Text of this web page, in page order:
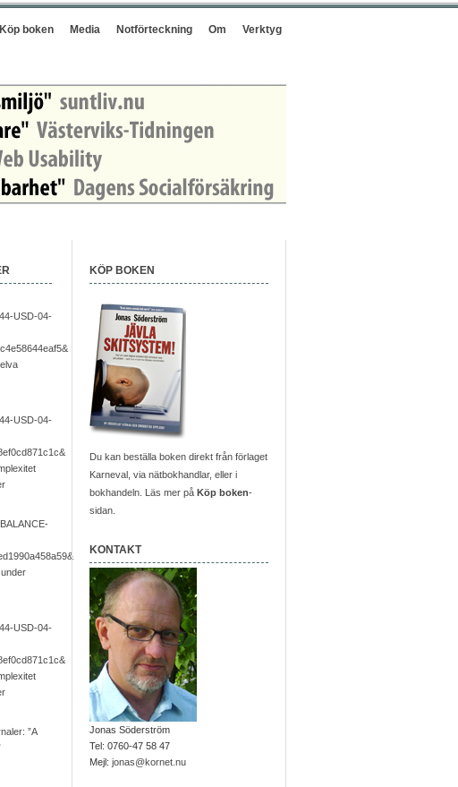
Köp boken Media Notförteckning Om Verktyg
USD-04-
USD-04-
USD-04-
”A
KÖP BOKEN
Du kan beställa boken direkt från förlaget
Karneval, via nätbokhandlar, eller i
bokhandeln. Läs mer på Köp boken-
sidan.
KONTAKT
Jonas Söderström
Tel: 0760-47 58 47
Mejl: jonas@kornet.nu